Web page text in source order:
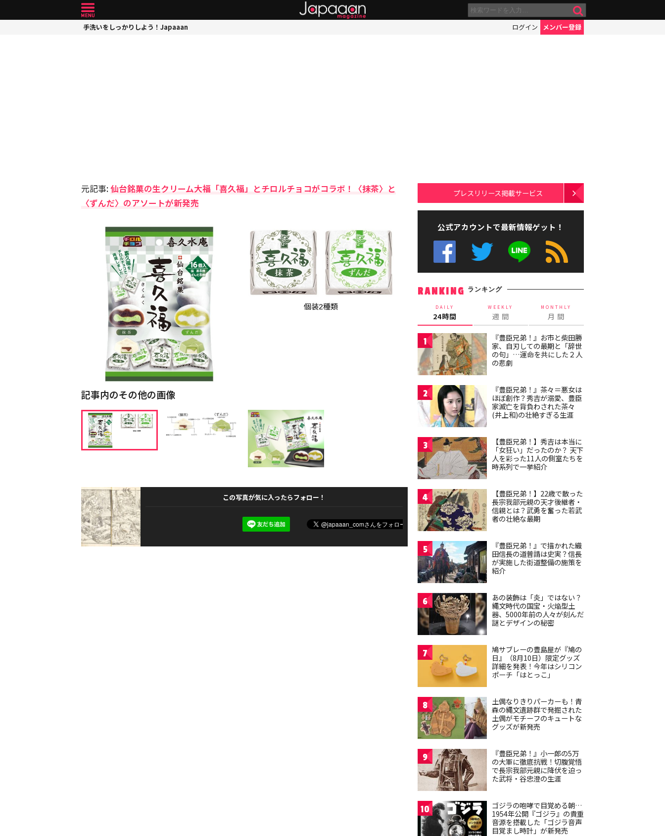
手洗いをしっかりしよう！Japaaan ログイン メンバー登録
元記事:仙台銘菓の生クリーム大福「喜久福」とチロルチョコがコラボ！〈抹茶〉と
〈ずんだ〉のアソートが新発売
記事内のその他の画像
この写真が気に入ったらフォロー！
プレスリリース掲載サービス
公式アカウントで最新情報ゲット！
RANKING ランキング
DAILY
24時間
WEEKLY
週 間
MONTHLY
月 間
1
『豊臣兄弟！』お市と柴田勝
家、自刃しての最期と「辞世
の句」…運命を共にした２人
の悲劇
2
『豊臣兄弟！』茶々＝悪女は
ほぼ創作？秀吉が溺愛、豊臣
家滅亡を背負わされた茶々
(井上和)の壮絶すぎる生涯
3
【豊臣兄弟！】秀吉は本当に
「女狂い」だったのか？ 天下
人を彩った11人の側室たちを
時系列で一挙紹介
4
【豊臣兄弟！】22歳で散った
長宗我部元親の天才後継者・
信親とは？武勇を奮った若武
者の壮絶な最期
5
『豊臣兄弟！』で描かれた織
田信長の道普請は史実？信長
が実施した街道整備の施策を
紹介
6
あの装飾は「炎」ではない？
縄文時代の国宝・火焔型土
器、5000年前の人々が刻んだ
謎とデザインの秘密
7
鳩サブレーの豊島屋が『鳩の
日』（8月10日）限定グッズ
詳細を発表！今年はシリコン
ポーチ「はとっこ」
8
土偶なりきりパーカーも！青
森の縄文遺跡群で発掘された
土偶がモチーフのキュートな
グッズが新発売
9
『豊臣兄弟！』小一郎の5万
の大軍に徹底抗戦！切腹覚悟
で長宗我部元親に降伏を迫っ
た武将・谷忠澄の生涯
10
ゴジラの咆哮で目覚める朝…
1954年公開『ゴジラ』の貴重
音源を搭載した「ゴジラ音声
目覚まし時計」が新発売